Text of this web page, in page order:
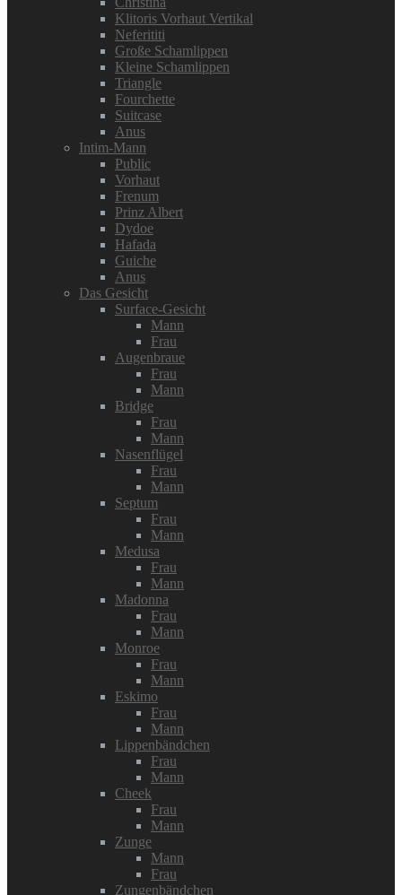
Klitoris Vorhaut Vertikal
Neferititi
Große Schamlippen
Kleine Schamlippen
Triangle
Fourchette
Suitcase
Anus
Intim-Mann
Public
Vorhaut
Frenum
Prinz Albert
Dydoe
Hafada
Guiche
Anus
Das Gesicht
Surface-Gesicht
Mann
Frau
Augenbraue
Frau
Mann
Bridge
Frau
Mann
Nasenflügel
Frau
Mann
Septum
Frau
Mann
Medusa
Frau
Mann
Madonna
Frau
Mann
Monroe
Frau
Mann
Eskimo
Frau
Mann
Lippenbändchen
Frau
Mann
Cheek
Frau
Mann
Zunge
Mann
Frau
Zungenbändchen